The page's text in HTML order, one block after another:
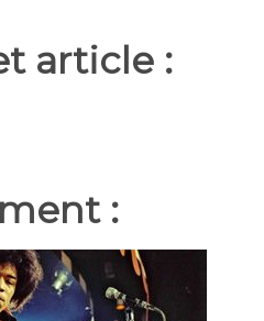
article :
: